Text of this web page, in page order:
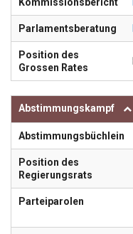
Kommissionsbericht
Parlamentsberatung
Position des
Grossen Rates
Abstimmungskampf
Abstimmungsbüchlein
Position des
Regierungsrats
Parteiparolen